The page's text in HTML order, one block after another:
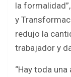
la
y
redujo la
trabajador y
“Hay toda